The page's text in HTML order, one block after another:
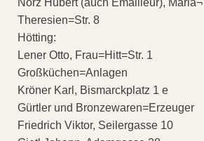
Theresien=Str. 8
Hötting:
Lener Otto, Frau=Hitt=Str. 1
Großküchen=Anlagen
Kröner Karl, Bismarckplatz 1 e
Gürtler und Bronzewaren=Erzeuger
Friedrich Viktor, Seilergasse 10